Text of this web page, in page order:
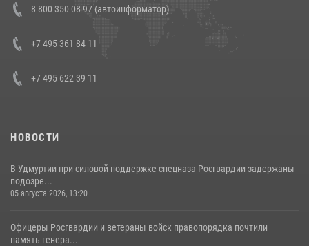
боевого опыта
8 800 350 08 97 (автоинформатор)
+7 495 361 84 11
+7 495 622 39 11
НОВОСТИ
В Удмуртии при силовой поддержке спецназа Росгвардии задержаны
подозре...
05 августа 2026, 13:20
Офицеры Росгвардии и ветераны войск правопорядка почтили
память генера...